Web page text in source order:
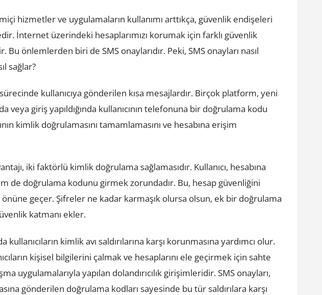
hizmetler ve uygulamaların kullanımı arttıkça, güvenlik endişeleri
İnternet üzerindeki hesaplarımızı korumak için farklı güvenlik
önlemlerden biri de SMS onaylarıdır. Peki, SMS onayları nasıl
sağlar?
kullanıcıya gönderilen kısa mesajlardır. Birçok platform, yeni
veya giriş yapıldığında kullanıcının telefonuna bir doğrulama kodu
kimlik doğrulamasını tamamlamasını ve hesabına erişim
iki faktörlü kimlik doğrulama sağlamasıdır. Kullanıcı, hesabına
de doğrulama kodunu girmek zorundadır. Bu, hesap güvenliğini
geçer. Şifreler ne kadar karmaşık olursa olsun, ek bir doğrulama
katmanı ekler.
kullanıcıların kimlik avı saldırılarına karşı korunmasına yardımcı olur.
kişisel bilgilerini çalmak ve hesaplarını ele geçirmek için sahte
uygulamalarıyla yapılan dolandırıcılık girişimleridir. SMS onayları,
gönderilen doğrulama kodları sayesinde bu tür saldırılara karşı